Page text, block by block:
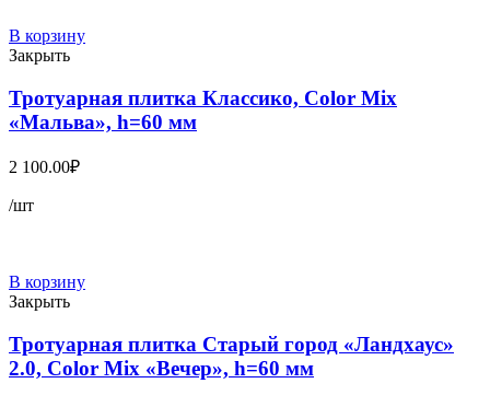
В корзину
Закрыть
Тротуарная плитка Классико, Color Mix
«Мальва», h=60 мм
2 100.00₽
/шт
В корзину
Закрыть
Тротуарная плитка Старый город «Ландхаус»
2.0, Color Mix «Вечер», h=60 мм